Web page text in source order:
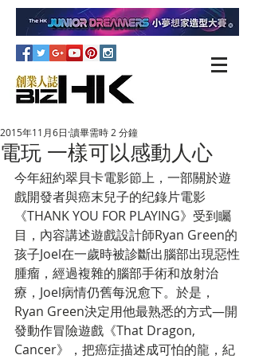
電玩 一樣可以感動人心
2015年11月6日 讀畢需時 2 分鐘
今年紐約翠貝卡電影節上，一部關於遊
戲開發者與癌末兒子的纪錄片電影
《THANK YOU FOR PLAYING》受到矚
目，內容講述遊戲設計師Ryan Green的
孩子Joel在一歲時被診斷出腦部出現惡性
腫瘤，經過複雜的腦部手術和放射治
療，Joel病情仍舊每況愈下。於是，
Ryan Green決定用他最熟悉的方式—開
發動作冒險遊戲《That Dragon,
Cancer》，把癌症描述成可怕的龍，紀